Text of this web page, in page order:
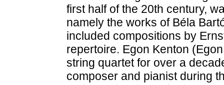
first half of the 20th century,
namely the works of Béla
included compositions by
repertoire. Egon Kenton
string quartet for over a
composer and pianist during